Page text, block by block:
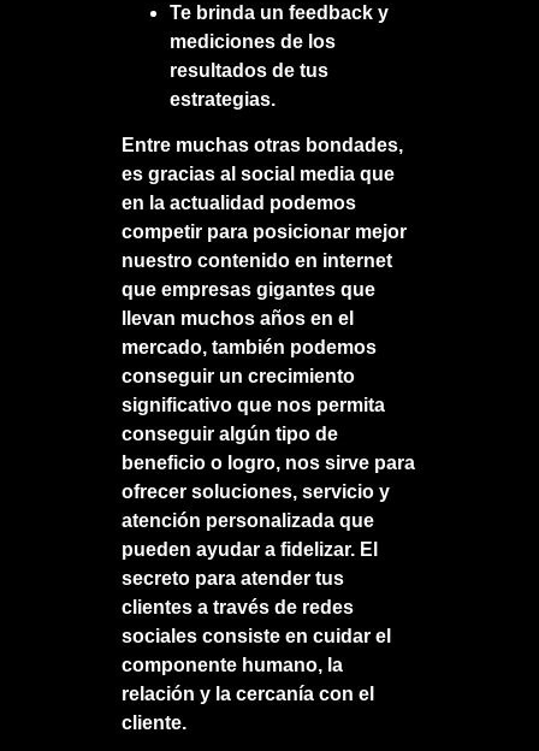
Te brinda un feedback y
mediciones de los
resultados de tus
estrategias.
Entre muchas otras bondades,
es gracias al social media que
en la actualidad podemos
competir para posicionar mejor
nuestro contenido en internet
que empresas gigantes que
llevan muchos años en el
mercado, también podemos
conseguir un crecimiento
significativo que nos permita
conseguir algún tipo de
beneficio o logro, nos sirve para
ofrecer soluciones, servicio y
atención personalizada que
pueden ayudar a fidelizar. El
secreto para atender tus
clientes a través de redes
sociales consiste en cuidar el
componente humano, la
relación y la cercanía con el
cliente.